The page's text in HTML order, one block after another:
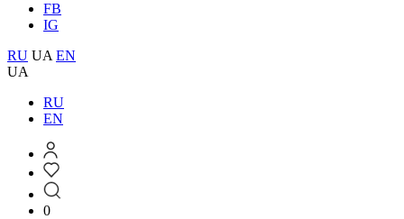
FB
IG
RU UA EN
UA
RU
EN
0